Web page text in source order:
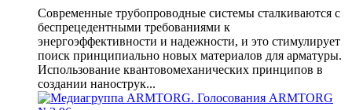
Современные трубопроводные системы сталкиваются с
беспрецедентными требованиями к
энергоэффективности и надежности, и это стимулирует
поиск принципиально новых материалов для арматуры.
Использование квантовомеханических принципов в
создании нанострук...